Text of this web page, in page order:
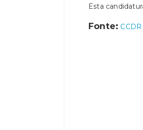
Esta
Fonte: CCDR